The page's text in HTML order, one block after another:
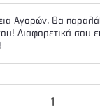
Αγορών. Θα
Διαφορετικά σου